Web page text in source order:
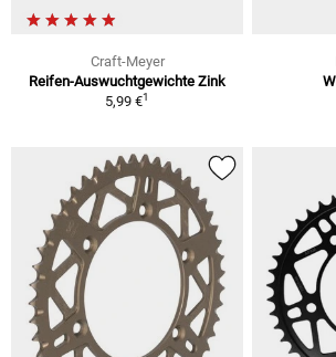
Craft-Meyer
Reifen-Auswuchtgewichte Zink
5,99 €1